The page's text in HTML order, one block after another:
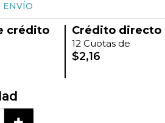
ENVÍO
crédito
Crédito directo
12 Cuotas de
$2,16